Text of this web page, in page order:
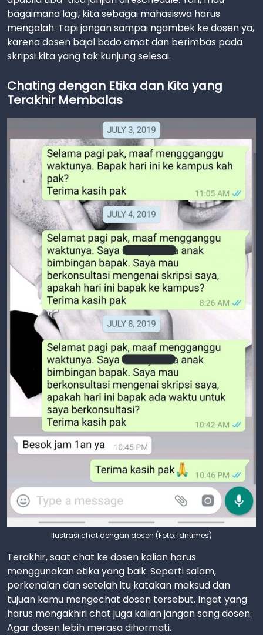
bagaimana lagi, kita sebagai mahasiswa harus
mengalah. Tapi jangan sampai ngambek ke dosen ya,
karena dosen bajal bodo amat dan berimbas pada
skripsi kita yang tak kunjung selesai.
Chating dengan Etika dan Kita yang
Terakhir Membalas
Ilustrasi chat dengan dosen (Foto: Idntimes)
Terakhir, saat chat ke dosen kalian harus
menggunakan etika yang baik. Seperti salam,
perkenalan dan setelah itu katakan maksud dan
tujuan kamu mengechat dosen tersebut. Ingat yang
harus mengakhiri chat juga kalian jangan sang dosen.
Agar dosen lebih merasa dihormati.